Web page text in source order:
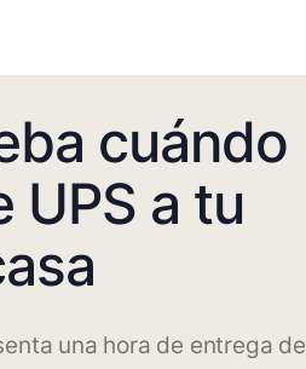
cuándo
UPS a tu
una hora de entrega de